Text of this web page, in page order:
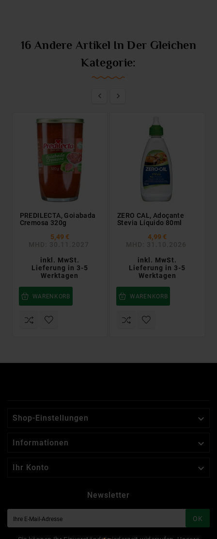
16 Andere Artikel In Der Gleichen
Kategorie:
 
PREDILECTA, Goiabada
Cremosa 320g
5,49 €
inkl. MwSt.
Lieferung in 3-5
Werktagen
WARENKORB
ZERO CAL, Adoçante
Stevia Líquido 80ml
4,99 €
inkl. MwSt.
Lieferung in 3-5
Werktagen
WARENKORB
Shop-Einstellungen 
Informationen 
Ihr Konto 
Newsletter
OK